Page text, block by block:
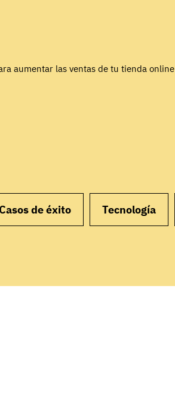
aumentar las ventas de tu tienda online
Casos de éxito Tecnología